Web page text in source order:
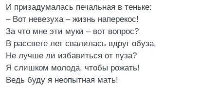
И призадумалась печальная в теньке:
– Вот невезуха – жизнь наперекос!
За что мне эти муки – вот вопрос?
В рассвете лет свалилась вдруг обуза,
Не лучше ли избавиться от пуза?
Я слишком молода, чтобы рожать!
Ведь буду я неопытная мать!